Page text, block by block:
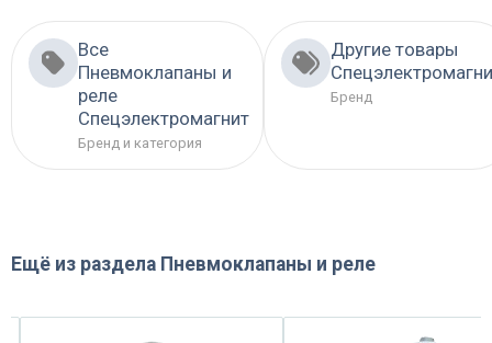
Все
Пневмоклапаны и
реле
Спецэлектромагнит
Бренд и категория
Другие товары
Бренд
Ещё из раздела Пневмоклапаны и реле